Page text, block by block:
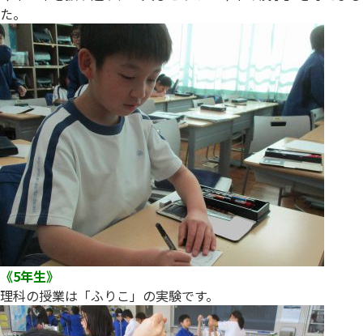
た。
《5年生》
理科の授業は「ふりこ」の実験です。